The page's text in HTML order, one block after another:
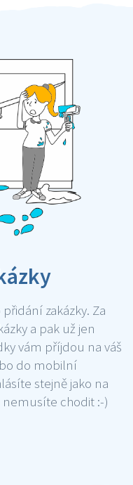
zakázky. Za
a pak už jen
vám příjdou na váš
do mobilní
stejně jako na
nemusíte chodit :-)